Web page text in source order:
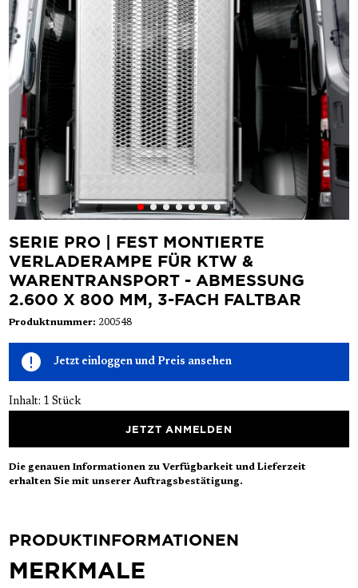
SERIE PRO | FEST MONTIERTE
VERLADERAMPE FÜR KTW &
WARENTRANSPORT - ABMESSUNG
2.600 X 800 MM, 3-FACH FALTBAR
Produktnummer: 200548
Jetzt einloggen und Preis ansehen
Inhalt: 1 Stück
JETZT ANMELDEN
Die genauen Informationen zu Verfügbarkeit und Lieferzeit
erhalten Sie mit unserer Auftragsbestätigung.
PRODUKTINFORMATIONEN
MERKMALE